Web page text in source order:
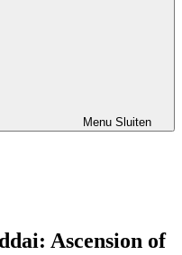
Menu Sluiten
Ascension of